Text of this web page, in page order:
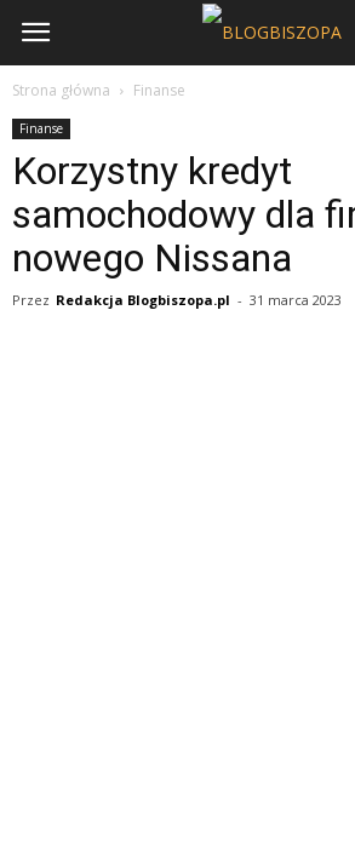
Strona główna Finanse
Finanse
Korzystny kredyt
samochodowy dla
nowego Nissana
Przez Redakcja Blogbiszopa.pl - 31 marca 2023